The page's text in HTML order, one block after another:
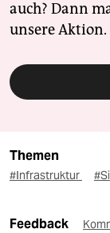
auch? Dann
unsere Aktion.
Themen
#Infrastruktur
Feedback